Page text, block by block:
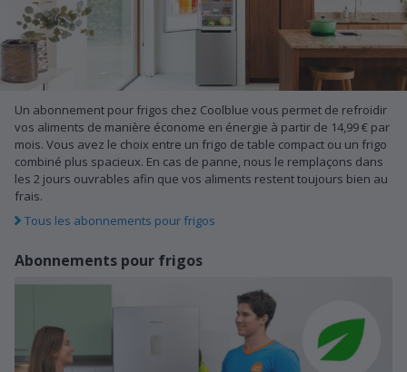
Un abonnement pour frigos chez Coolblue vous permet de refroidir
vos aliments de manière économe en énergie à partir de 14,99 € par
mois. Vous avez le choix entre un frigo de table compact ou un frigo
combiné plus spacieux. En cas de panne, nous le remplaçons dans
les 2 jours ouvrables afin que vos aliments restent toujours bien au
frais.
Tous les abonnements pour frigos
Abonnements pour frigos